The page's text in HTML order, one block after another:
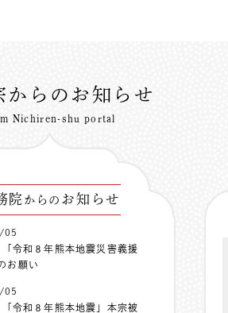
からのお知らせ
Nichiren-shu portal
院 からの お知らせ
05
「令和８年熊本地震災害義援
お願い
05
「令和８年熊本地震」本宗被